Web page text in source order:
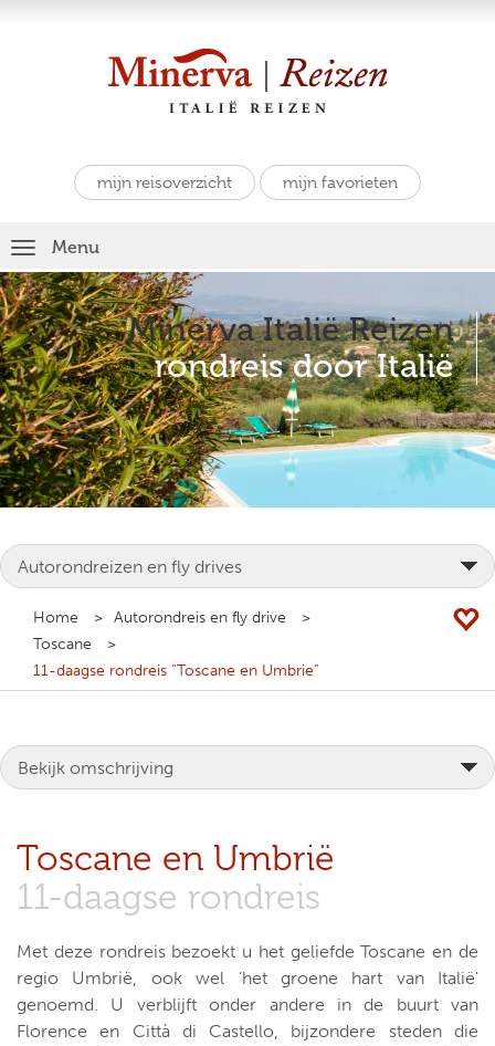
mijn reisoverzicht mijn favorieten
Toggle
navigation
Menu
Minerva Italië Reizen
rondreis door Italië
Home
Autorondreis en fly drive
Toscane
11-daagse rondreis “Toscane en Umbrie”
Toscane en Umbrië
11-daagse rondreis
Met deze rondreis bezoekt u het geliefde Toscane en de
regio Umbrië, ook wel ‘het groene hart van Italië'
genoemd. U verblijft onder andere in de buurt van
Florence en Città di Castello, bijzondere steden die